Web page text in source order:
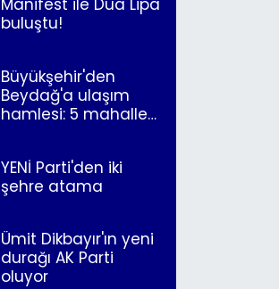
Manifest ile Dua Lipa
buluştu!
Büyükşehir'den
Beydağ'a ulaşım
hamlesi: 5 mahalle
YENİ Parti'den iki
şehre atama
Ümit Dikbayır'ın yeni
durağı AK Parti
oluyor